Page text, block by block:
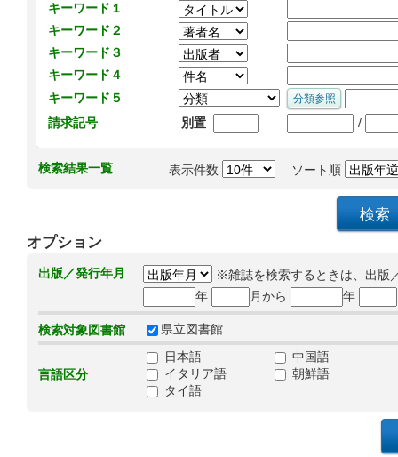
キーワード１
キーワード２
キーワード３
キーワード４
キーワード５
請求記号
別置 /
検索結果一覧 表示件数 ソート順
オプション
出版／発行年月
※雑誌を検索するときは、出版
年
月から 年
検索対象図書館 県立図書館
言語区分
日本語
中国語
イタリア語
朝鮮語
タイ語